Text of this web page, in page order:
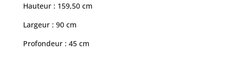
Hauteur : 159,50 cm
Largeur : 90 cm
Profondeur : 45 cm